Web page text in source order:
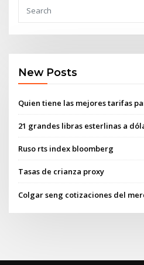
New Posts
Quien tiene las mejores tarifas
21 grandes libras esterlinas a
Ruso rts index bloomberg
Tasas de crianza proxy
Colgar seng cotizaciones del